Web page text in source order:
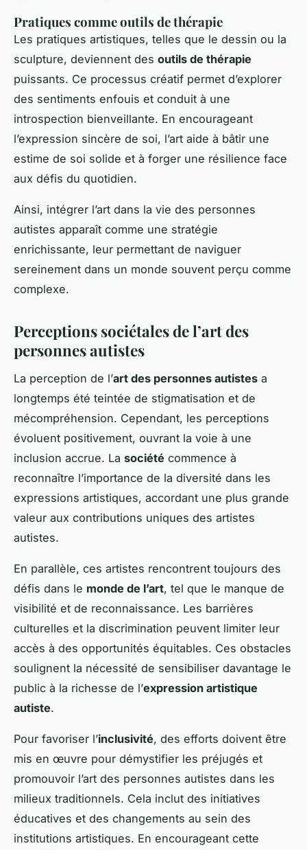
Pratiques comme outils de thérapie
Les pratiques artistiques, telles que le dessin ou la
sculpture, deviennent des outils de thérapie
puissants. Ce processus créatif permet d’explorer
des sentiments enfouis et conduit à une
introspection bienveillante. En encourageant
l’expression sincère de soi, l’art aide à bâtir une
estime de soi solide et à forger une résilience face
aux défis du quotidien.
Ainsi, intégrer l’art dans la vie des personnes
autistes apparaît comme une stratégie
enrichissante, leur permettant de naviguer
sereinement dans un monde souvent perçu comme
complexe.
Perceptions sociétales de l’art des
personnes autistes
La perception de l’art des personnes autistes a
longtemps été teintée de stigmatisation et de
mécompréhension. Cependant, les perceptions
évoluent positivement, ouvrant la voie à une
inclusion accrue. La société commence à
reconnaître l’importance de la diversité dans les
expressions artistiques, accordant une plus grande
valeur aux contributions uniques des artistes
autistes.
En parallèle, ces artistes rencontrent toujours des
défis dans le monde de l’art, tel que le manque de
visibilité et de reconnaissance. Les barrières
culturelles et la discrimination peuvent limiter leur
accès à des opportunités équitables. Ces obstacles
soulignent la nécessité de sensibiliser davantage le
public à la richesse de l’expression artistique
autiste.
Pour favoriser l’inclusivité, des efforts doivent être
mis en œuvre pour démystifier les préjugés et
promouvoir l’art des personnes autistes dans les
milieux traditionnels. Cela inclut des initiatives
éducatives et des changements au sein des
institutions artistiques. En encourageant cette